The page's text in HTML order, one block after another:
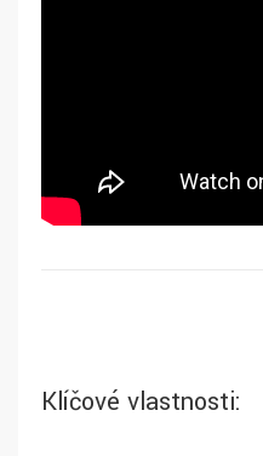
Klíčové vlastnosti: